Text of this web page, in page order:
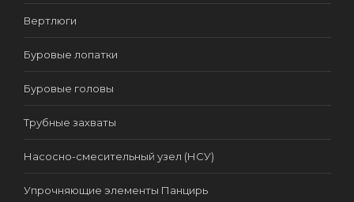
Вертлюги
Буровые лопатки
Буровые головы
Трубные захваты
Насосно-смесительный узел (НСУ)
Упрочняющие элементы Панцирь